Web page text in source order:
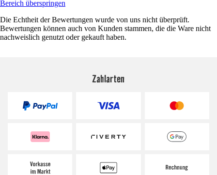
Bereich überspringen
Die Echtheit der Bewertungen wurde von uns nicht überprüft.
Bewertungen können auch von Kunden stammen, die die Ware nicht
nachweislich genutzt oder gekauft haben.
Zahlarten